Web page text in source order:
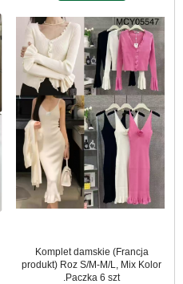
Komplet damskie (Francja
produkt) Roz S/M-M/L, Mix Kolor
.Paczka 6 szt